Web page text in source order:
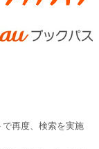
再度、検索を実施